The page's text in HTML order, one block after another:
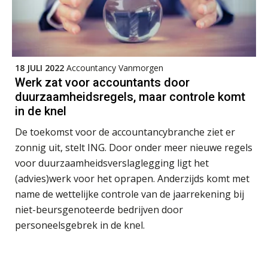
18 JULI 2022 Accountancy Vanmorgen
Werk zat voor accountants door
duurzaamheidsregels, maar controle komt
in de knel
De toekomst voor de accountancybranche ziet er
zonnig uit, stelt ING. Door onder meer nieuwe regels
voor duurzaamheidsverslaglegging ligt het
(advies)werk voor het oprapen. Anderzijds komt met
name de wettelijke controle van de jaarrekening bij
niet-beursgenoteerde bedrijven door
personeelsgebrek in de knel.
Speech to text in compliance
software: zo besparen accountants
twintig minuten per dossier
Risicocategorieën AI Act blijven
onderbelicht, terwijl de
verplichtingen al gelden
Groeipad in de samenstelpraktijk:
van gevorderd assistent naar client
manager
Automatisering heeft direct invloed
op declarabele uren
De volgende stap in AI: HR-assistent
Loket begrijpt nu je eigen
documenten
Accountant Agri & Food – Terneuzen
Relatiebeheerder
BonsenReuling
Accountant Agri & Food – Uden
aaff
Registeraccountant, EJP Financial Astronauts –
‘s-Hertogenbosch
PIA Group